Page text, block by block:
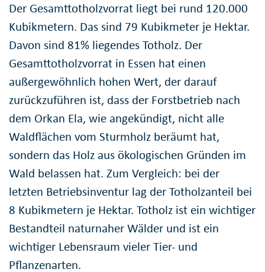
Der Gesamttotholzvorrat liegt bei rund 120.000
Kubikmetern. Das sind 79 Kubikmeter je Hektar.
Davon sind 81% liegendes Totholz. Der
Gesamttotholzvorrat in Essen hat einen
außergewöhnlich hohen Wert, der darauf
zurückzuführen ist, dass der Forstbetrieb nach
dem Orkan Ela, wie angekündigt, nicht alle
Waldflächen vom Sturmholz beräumt hat,
sondern das Holz aus ökologischen Gründen im
Wald belassen hat. Zum Vergleich: bei der
letzten Betriebsinventur lag der Totholzanteil bei
8 Kubikmetern je Hektar. Totholz ist ein wichtiger
Bestandteil naturnaher Wälder und ist ein
wichtiger Lebensraum vieler Tier- und
Pflanzenarten.